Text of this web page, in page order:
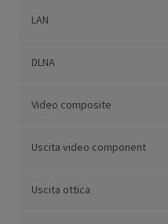
LAN
DLNA
Video composite
Uscita video component
Uscita ottica